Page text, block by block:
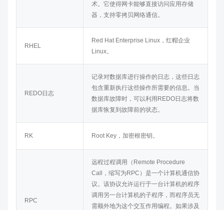
术。它使得网卡能够直接访问应用存储
器，支持零拷贝网络通信。
RHEL
Red Hat Enterprise Linux，红帽企业
Linux。
REDO日志
记录对数据库进行操作的日志，这些日志
包含重新执行这些操作所需要的信息。当
数据库故障时，可以利用REDO日志将数
据库恢复到故障前的状态。
RK Root Key，加密根密钥。
RPC
远程过程调用（Remote Procedure
Call，缩写为RPC）是一个计算机通信协
议。该协议允许运行于一台计算机的程序
调用另一台计算机的子程序，而程序员无
需额外地为这个交互作用编程。如果涉及